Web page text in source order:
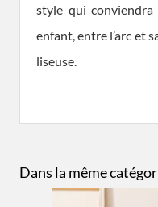
style qui
enfant, entre l’arc et
liseuse.
Dans la même